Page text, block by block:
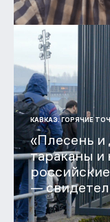
КАВКАЗ. ГОРЯЧИЕ
«Плесень и
тараканы и
—